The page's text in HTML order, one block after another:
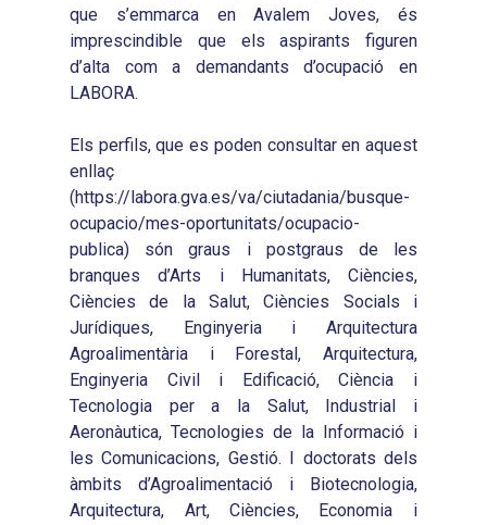
que s’emmarca en Avalem Joves, és
imprescindible que els aspirants figuren
d’alta com a demandants d’ocupació en
LABORA.
Els perfils, que es poden consultar en aquest
enllaç
(https://labora.gva.es/va/ciutadania/busque-
ocupacio/mes-oportunitats/ocupacio-
publica) són graus i postgraus de les
branques d’Arts i Humanitats, Ciències,
Ciències de la Salut, Ciències Socials i
Jurídiques, Enginyeria i Arquitectura
Agroalimentària i Forestal, Arquitectura,
Enginyeria Civil i Edificació, Ciència i
Tecnologia per a la Salut, Industrial i
Aeronàutica, Tecnologies de la Informació i
les Comunicacions, Gestió. I doctorats dels
àmbits d’Agroalimentació i Biotecnologia,
Arquitectura, Art, Ciències, Economia i